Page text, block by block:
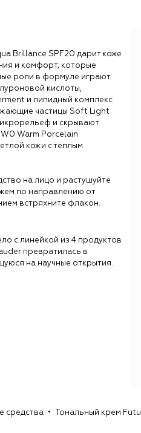
Brillance SPF20 дарит коже
и комфорт, которые
роли в формуле играют
кислоты,
и липидный комплекс
частицы Soft Light
и скрывают
Warm Porcelain
кожи с теплым
на лицо и растушуйте
по направлению от
встряхните флакон.
с линейкой из 4 продуктов
превратилась в
на научные открытия.
Blue.
средства Тональный крем